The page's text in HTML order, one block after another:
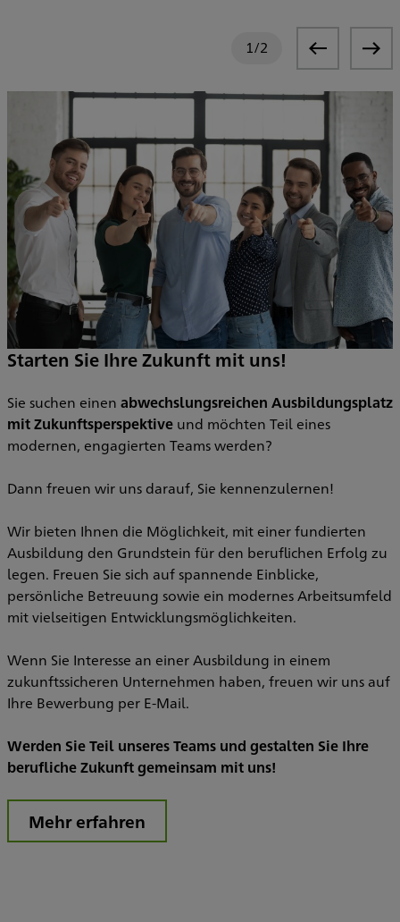
1/2
Starten Sie Ihre Zukunft mit uns!
Sie suchen einen abwechslungsreichen Ausbildungsplatz
mit Zukunftsperspektive und möchten Teil eines
modernen, engagierten Teams werden?
Dann freuen wir uns darauf, Sie kennenzulernen!
Wir bieten Ihnen die Möglichkeit, mit einer fundierten
Ausbildung den Grundstein für den beruflichen Erfolg zu
legen. Freuen Sie sich auf spannende Einblicke,
persönliche Betreuung sowie ein modernes Arbeitsumfeld
mit vielseitigen Entwicklungsmöglichkeiten.
Wenn Sie Interesse an einer Ausbildung in einem
zukunftssicheren Unternehmen haben, freuen wir uns auf
Ihre Bewerbung per E-Mail.
Werden Sie Teil unseres Teams und gestalten Sie Ihre
berufliche Zukunft gemeinsam mit uns!
Mehr erfahren